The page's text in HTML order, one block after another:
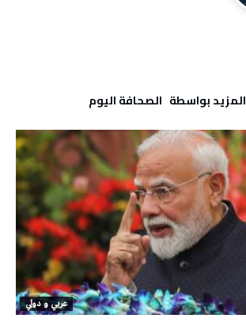
‫‫المزيد بواسطة‬ ‬ ‭ ‬الصحافة‭ ‬اليوم
عربي و دولي